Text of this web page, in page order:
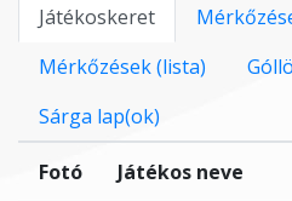
Játékoskeret
Mérkőzések (lista)
Sárga lap(ok)
Fotó Játékos neve